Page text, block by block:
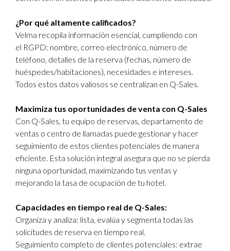
¿Por qué altamente calificados?
Velma recopila información esencial, cumpliendo con
el RGPD: nombre, correo electrónico, número de
teléfono, detalles de la reserva (fechas, número de
huéspedes/habitaciones), necesidades e intereses.
Todos estos datos valiosos se centralizan en Q-Sales.
Maximiza tus oportunidades de venta con Q-Sales
Con Q-Sales, tu equipo de reservas, departamento de
ventas o centro de llamadas puede gestionar y hacer
seguimiento de estos clientes potenciales de manera
eficiente. Esta solución integral asegura que no se pierda
ninguna oportunidad, maximizando tus ventas y
mejorando la tasa de ocupación de tu hotel.
Capacidades en tiempo real de Q-Sales:
Organiza y analiza: lista, evalúa y segmenta todas las
solicitudes de reserva en tiempo real.
Seguimiento completo de clientes potenciales: extrae